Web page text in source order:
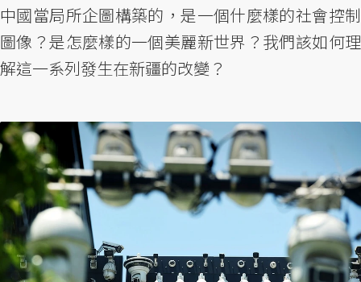
中國當局所企圖構築的，是一個什麼樣的社會控制
圖像？是怎麼樣的一個美麗新世界？我們該如何理
解這一系列發生在新疆的改變？